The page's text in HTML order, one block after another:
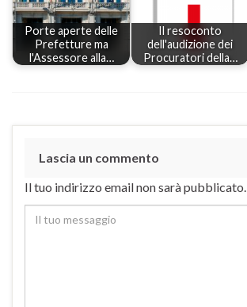
Porte aperte delle
Prefetture ma
l'Assessore alla…
Il resoconto
dell'audizione dei
Procuratori della…
Lascia un commento
Il tuo indirizzo email non sarà pubblicato.